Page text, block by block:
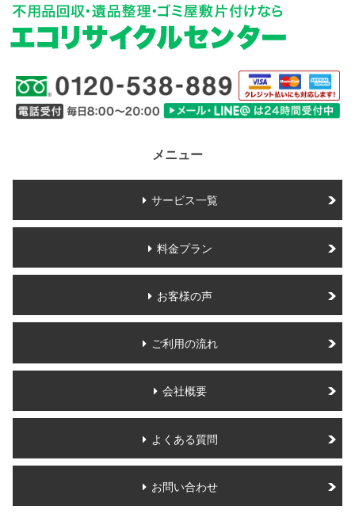
メニュー
サービス一覧
料金プラン
お客様の声
ご利用の流れ
会社概要
よくある質問
お問い合わせ